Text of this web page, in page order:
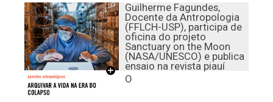
Guilherme Fagundes,
Docente da Antropologia
(FFLCH-USP), participa de
oficina do projeto
Sanctuary on the Moon
(NASA/UNESCO) e publica
ensaio na revista piauí
O